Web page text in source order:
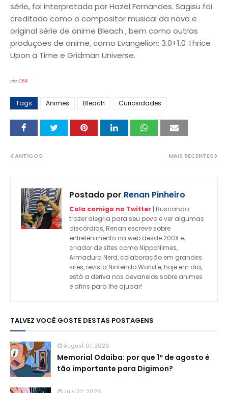
série, foi interpretada por Hazel Fernandes. Sagisu foi
creditado como o compositor musical da nova e
original série de anime Bleach , bem como outras
produções de anime, como Evangelion: 3.0+1.0 Thrice
Upon a Time e Gridman Universe.
via CBR
Tags Animes Bleach Curiosidades
MAIS RECENTES
ANTIGOS
Postado por Renan Pinheiro
Cola comigo no Twitter | Buscando
trazer alegria para seu povo e ver algumas
discórdias, Renan escreve sobre
entretenimento na web desde 200X e,
criador de sites como NippoNimes,
Armadura Nerd, colaboração em grandes
sites, revista Nintendo World e, hoje em dia,
está a deriva nos devaneios sobre animes
e afins para lhe ajudar!
TALVEZ VOCÊ GOSTE DESTAS POSTAGENS
August 01, 2026
Memorial Odaiba: por que 1º de agosto é
tão importante para Digimon?